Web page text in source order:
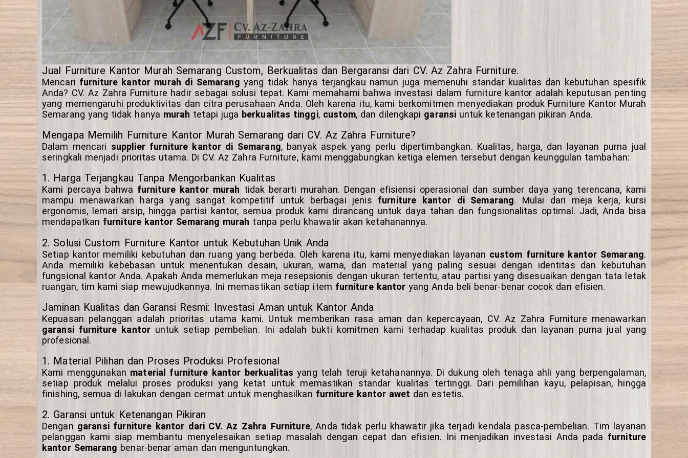
Jual Furniture Kantor Murah Semarang Custom, Berkualitas dan Bergaransi dari CV. Az Zahra Furniture.
Mencari furniture kantor murah di Semarang yang tidak hanya terjangkau namun juga memenuhi standar kualitas dan kebutuhan spesifik
Anda? CV. Az Zahra Furniture hadir sebagai solusi tepat. Kami memahami bahwa investasi dalam furniture kantor adalah keputusan penting
yang memengaruhi produktivitas dan citra perusahaan Anda. Oleh karena itu, kami berkomitmen menyediakan produk Furniture Kantor Murah
Semarang yang tidak hanya murah tetapi juga berkualitas tinggi, custom, dan dilengkapi garansi untuk ketenangan pikiran Anda.
Mengapa Memilih Furniture Kantor Murah Semarang dari CV. Az Zahra Furniture?
Dalam mencari supplier furniture kantor di Semarang, banyak aspek yang perlu dipertimbangkan. Kualitas, harga, dan layanan purna jual
seringkali menjadi prioritas utama. Di CV. Az Zahra Furniture, kami menggabungkan ketiga elemen tersebut dengan keunggulan tambahan:
1. Harga Terjangkau Tanpa Mengorbankan Kualitas
Kami percaya bahwa furniture kantor murah tidak berarti murahan. Dengan efisiensi operasional dan sumber daya yang terencana, kami
mampu menawarkan harga yang sangat kompetitif untuk berbagai jenis furniture kantor di Semarang. Mulai dari meja kerja, kursi
ergonomis, lemari arsip, hingga partisi kantor, semua produk kami dirancang untuk daya tahan dan fungsionalitas optimal. Jadi, Anda bisa
mendapatkan furniture kantor Semarang murah tanpa perlu khawatir akan ketahanannya.
2. Solusi Custom Furniture Kantor untuk Kebutuhan Unik Anda
Setiap kantor memiliki kebutuhan dan ruang yang berbeda. Oleh karena itu, kami menyediakan layanan custom furniture kantor Semarang.
Anda memiliki kebebasan untuk menentukan desain, ukuran, warna, dan material yang paling sesuai dengan identitas dan kebutuhan
fungsional kantor Anda. Apakah Anda memerlukan meja resepsionis dengan ukuran tertentu, atau partisi yang disesuaikan dengan tata letak
ruangan, tim kami siap mewujudkannya. Ini memastikan setiap item furniture kantor yang Anda beli benar-benar cocok dan efisien.
Jaminan Kualitas dan Garansi Resmi: Investasi Aman untuk Kantor Anda
Kepuasan pelanggan adalah prioritas utama kami. Untuk memberikan rasa aman dan kepercayaan, CV. Az Zahra Furniture menawarkan
garansi furniture kantoruntuk setiap pembelian. Ini adalah bukti komitmen kami terhadap kualitas produk dan layanan purna jual yang
profesional.
1. Material Pilihan dan Proses Produksi Profesional
Kami menggunakan material furniture kantor berkualitas yang telah teruji ketahanannya. Di dukung oleh tenaga ahli yang berpengalaman,
setiap produk melalui proses produksi yang ketat untuk memastikan standar kualitas tertinggi. Dari pemilihan kayu, pelapisan, hingga
finishing, semua di lakukan dengan cermat untuk menghasilkan furniture kantor awet dan estetis.
2. Garansi untuk Ketenangan Pikiran
Dengan garansi furniture kantor dari CV. Az Zahra Furniture, Anda tidak perlu khawatir jika terjadi kendala pasca-pembelian. Tim layanan
pelanggan kami siap membantu menyelesaikan setiap masalah dengan cepat dan efisien. Ini menjadikan investasi Anda pada furniture
kantor Semarang benar-benar aman dan menguntungkan.